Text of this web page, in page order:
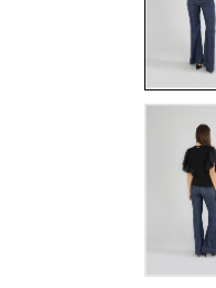
galleria
immagini